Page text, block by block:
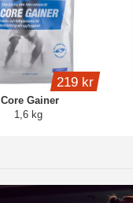
Core Gainer
1,6 kg
219 kr